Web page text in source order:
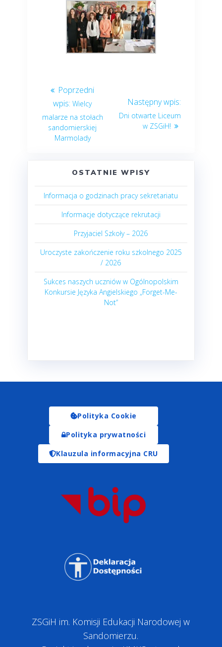
Wielcy
malarze na stołach
sandomierskiej
Marmolady
Dni otwarte Liceum
w ZSGiH!
OSTATNIE WPISY
Informacja o godzinach pracy sekretariatu
Informacje dotyczące rekrutacji
Przyjaciel Szkoły – 2026
Uroczyste zakończenie roku szkolnego 2025
/ 2026
Sukces naszych uczniów w Ogólnopolskim
Konkursie Języka Angielskiego „Forget-Me-
Not”
Polityka Cookie
Polityka prywatności
Klauzula informacyjna CRU